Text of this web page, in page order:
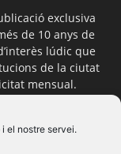
el nostre servei.
exclusiva
de 10 anys de
lúdic que
de la ciutat
mensual.